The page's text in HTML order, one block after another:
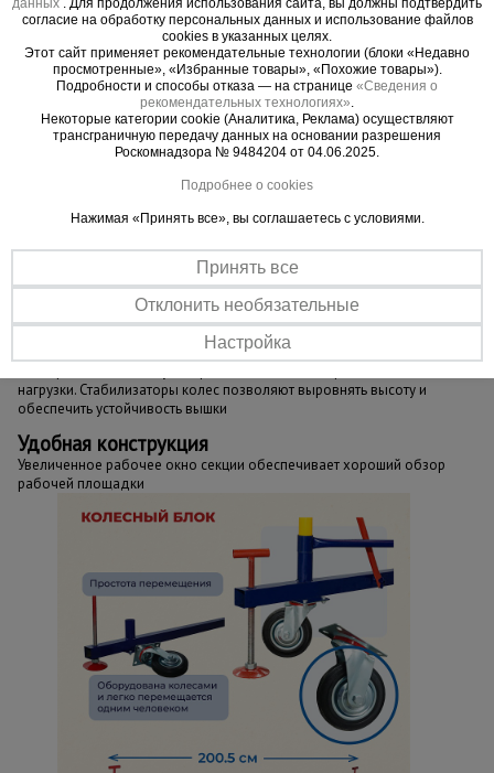
никак не влияет на ее эксплуатационные
характеристики и не признается браком.
ВНИМАНИЕ !!!Данная модель вышки с
измененным конструктивом не совместима для
наращивания с вышками ВСП "Промышленник",
произведенными до 01.10.2023 г.
Важные преимущества –
эффективная работа
Усиленное крепление и надежность
нагрузки. Стабилизаторы колес позволяют выровнять высоту и
обеспечить устойчивость вышки
Удобная конструкция
Увеличенное рабочее окно секции обеспечивает хороший обзор
рабочей площадки
данных . Для продолжения использования сайта, вы должны подтвердить
согласие на обработку персональных данных и использование файлов
cookies в указанных целях.
Этот сайт применяет рекомендательные технологии (блоки «Недавно
просмотренные», «Избранные товары», «Похожие товары»).
Подробности и способы отказа — на странице «Сведения о
рекомендательных технологиях».
Некоторые категории cookie (Аналитика, Реклама) осуществляют
трансграничную передачу данных на основании разрешения
Роскомнадзора № 9484204 от 04.06.2025.
Подробнее о cookies
Нажимая «Принять все», вы соглашаетесь с условиями.
Принять все
Отклонить необязательные
Настройка